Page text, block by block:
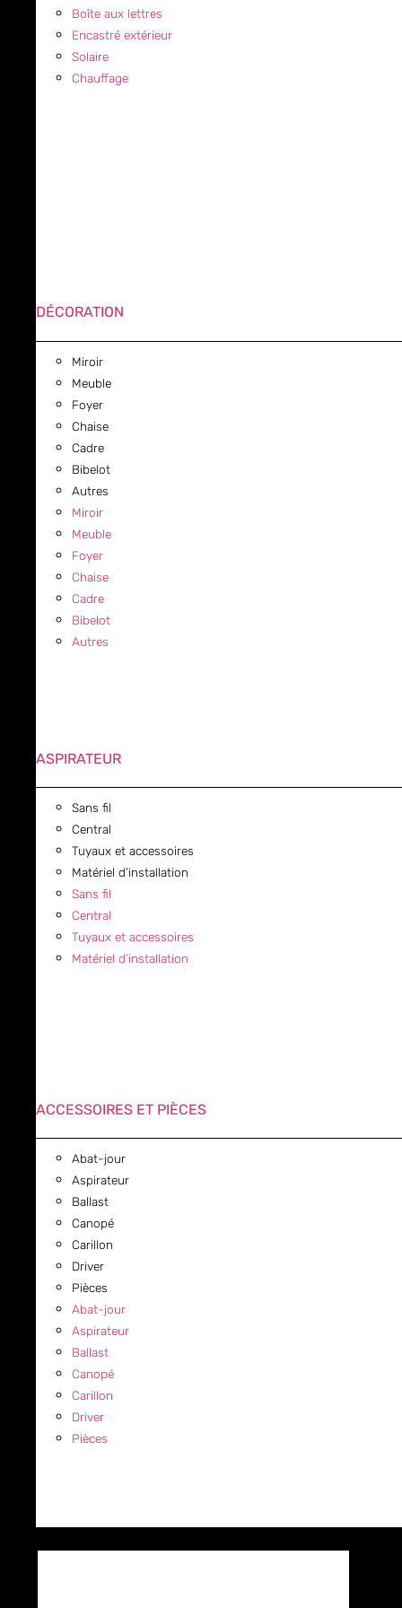
Boîte aux lettres
Encastré extérieur
Solaire
Chauffage
DÉCORATION
Miroir
Meuble
Foyer
Chaise
Cadre
Bibelot
Autres
Miroir
Meuble
Foyer
Chaise
Cadre
Bibelot
Autres
ASPIRATEUR
Sans fil
Central
Tuyaux et accessoires
Matériel d’installation
Sans fil
Central
Tuyaux et accessoires
Matériel d’installation
ACCESSOIRES ET PIÈCES
Abat-jour
Aspirateur
Ballast
Canopé
Carillon
Driver
Pièces
Abat-jour
Aspirateur
Ballast
Canopé
Carillon
Driver
Pièces